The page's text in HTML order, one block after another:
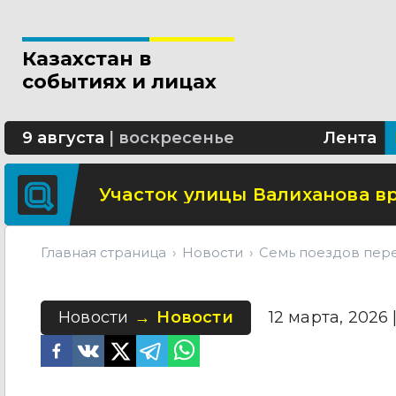
Казахстан в
событиях и лицах
9 августа воскресенье Лента
Минтранспорта утвердило
СОР и СОЧ планируют
Участок улицы Валиханова
Главная страница Новости Семь поездов
Новости Новости 12 марта, 2026